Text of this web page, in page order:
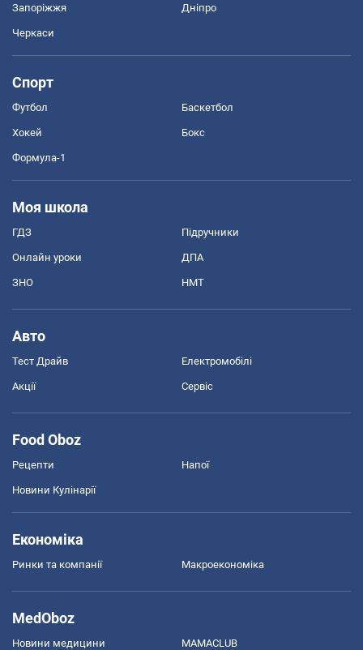
Запоріжжя Дніпро
Черкаси
Спорт
Футбол Баскетбол
Хокей Бокс
Формула-1
Моя школа
ГДЗ Підручники
Онлайн уроки ДПА
ЗНО НМТ
Авто
Тест Драйв Електромобілі
Акції Сервіс
Food Oboz
Рецепти Напої
Новини Кулінарії
Економіка
Ринки та компанії Макроекономіка
MedOboz
Новини медицини MAMACLUB